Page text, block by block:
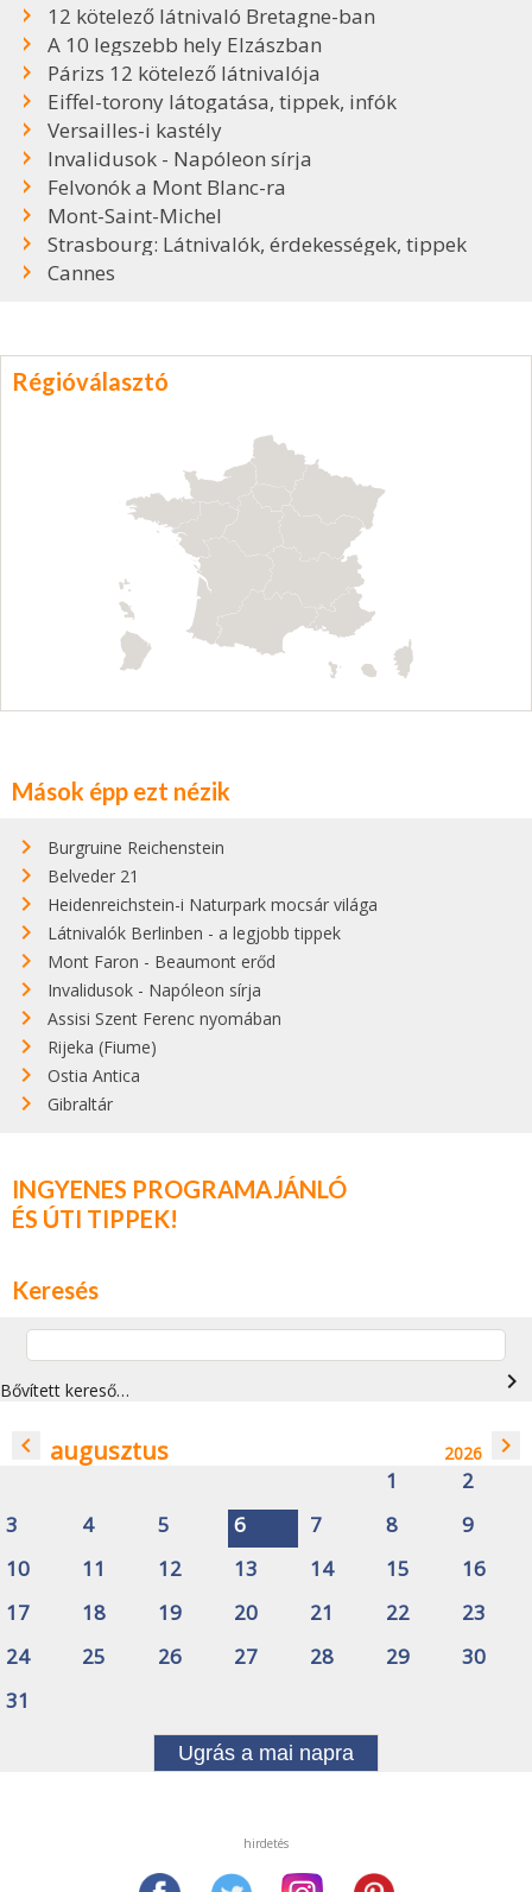
12 kötelező látnivaló Bretagne-ban
A 10 legszebb hely Elzászban
Párizs 12 kötelező látnivalója
Eiffel-torony látogatása, tippek, infók
Versailles-i kastély
Invalidusok - Napóleon sírja
Felvonók a Mont Blanc-ra
Mont-Saint-Michel
Strasbourg: Látnivalók, érdekességek, tippek
Cannes
Régióválasztó
Mások épp ezt nézik
Burgruine Reichenstein
Belveder 21
Heidenreichstein-i Naturpark mocsár világa
Látnivalók Berlinben - a legjobb tippek
Mont Faron - Beaumont erőd
Invalidusok - Napóleon sírja
Assisi Szent Ferenc nyomában
Rijeka (Fiume)
Ostia Antica
Gibraltár
INGYENES PROGRAMAJÁNLÓ
ÉS ÚTI TIPPEK!
Keresés
Bővített kereső… navigate_next
navigate_before augusztus 2026 navigate_next
1
2
3
4 5 6 7 8
9
10
11 12 13 14 15
16
17
18 19 20 21 22
23
24
25 26 27 28 29
30
31
Ugrás a mai napra
hirdetés